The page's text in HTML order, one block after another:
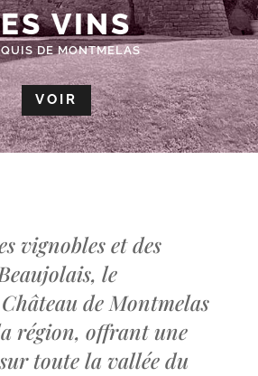
VINS
DE MONTMELAS
VOIR
vignobles et des
le
de Montmelas
région, offrant une
toute la vallée du